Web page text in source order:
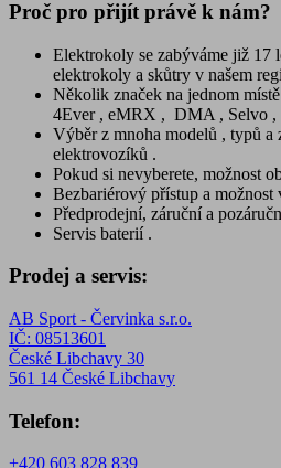
Proč pro přijít právě k nám?
Elektrokoly se zabýváme již 17
elektrokoly a skůtry v našem
Několik značek na jednom
4Ever , eMRX , DMA , Selvo ,
Výběr z mnoha modelů , typů a
elektrovozíků .
Pokud si nevyberete, možnost
Bezbariérový přístup a možnost
Předprodejní, záruční a
Servis baterií .
Prodej a servis:
AB Sport - Červinka s.r.o.
IČ: 08513601
České Libchavy 30
561 14 České Libchavy
Telefon:
+420 603 828 839